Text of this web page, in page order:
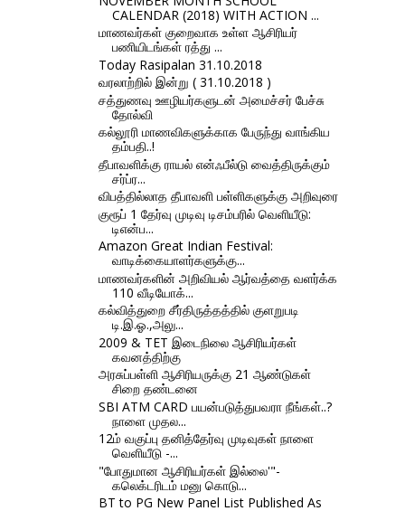
CALENDAR (2018) WITH ACTION ...
மாணவர்கள் குறைவாக உள்ள ஆசிரியர்
பணியிடங்கள் ரத்து ...
Today Rasipalan 31.10.2018
வரலாற்றில் இன்று ( 31.10.2018 )
சத்துணவு ஊழியர்களுடன் அமைச்சர் பேச்சு
தோல்வி
கல்லூரி மாணவிகளுக்காக பேருந்து வாங்கிய
தம்பதி..!
தீபாவளிக்கு ராயல் என்ஃபீல்டு வைத்திருக்கும்
சர்ப்ர...
விபத்தில்லாத தீபாவளி பள்ளிகளுக்கு அறிவுரை
குரூப் 1 தேர்வு முடிவு டிசம்பரில் வெளியீடு:
டிஎன்ப...
Amazon Great Indian Festival:
வாடிக்கையாளர்களுக்கு...
மாணவர்களின் அறிவியல் ஆர்வத்தை வளர்க்க
110 வீடியோக்...
கல்வித்துறை சீர்திருத்தத்தில் குளறுபடி
டி.இ.ஓ.,அலு...
2009 & TET இடைநிலை ஆசிரியர்கள்
கவனத்திற்கு
அரசுப்பள்ளி ஆசிரியருக்கு 21 ஆண்டுகள்
சிறை தண்டனை
SBI ATM CARD பயன்படுத்துபவரா நீங்கள்..?
நாளை முதல...
12ம் வகுப்பு தனித்தேர்வு முடிவுகள் நாளை
வெளியீடு -...
"போதுமான ஆசிரியர்கள் இல்லை'"-
கலெக்டரிடம் மனு கொடு...
BT to PG New Panel List Published As